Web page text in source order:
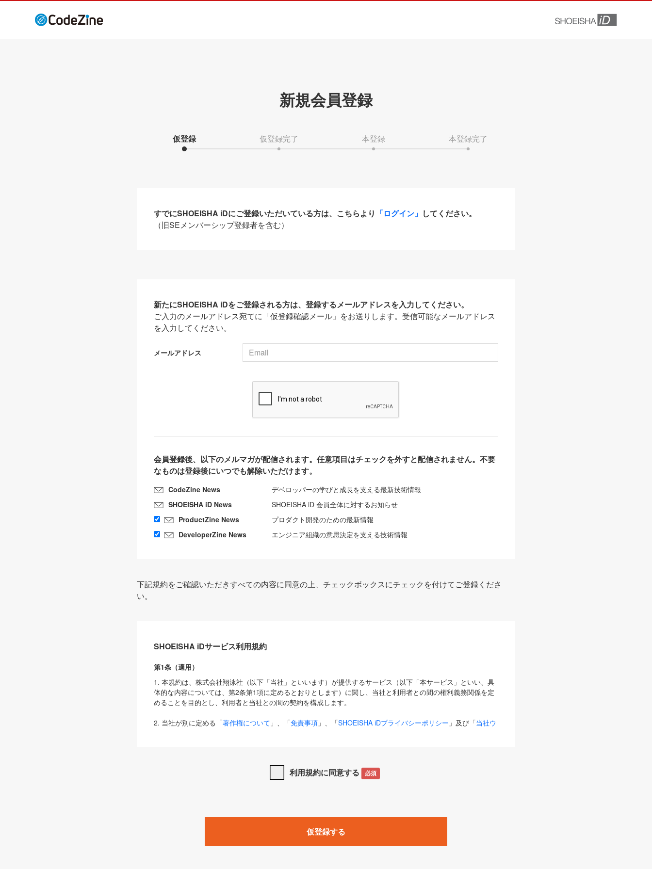
新規会員登録
仮登録 仮登録完了 本登録 本登録完了
すでにSHOEISHA iDにご登録いただいている方は、こちらより 「ログイン」 してください。
（旧SEメンバーシップ登録者を含む）
新たにSHOEISHA iDをご登録される方は、登録するメールアドレスを入力してください。
ご入力のメールアドレス宛てに「仮登録確認メール」をお送りします。受信可能なメールアドレス
を入力してください。
メールアドレス
会員登録後、以下のメルマガが配信されます。任意項目はチェックを外すと配信されません。不要
なものは登録後にいつでも解除いただけます。
CodeZine News
デベロッパーの学びと成長を支える最新技術情報
SHOEISHA iD News
SHOEISHA iD 会員全体に対するお知らせ
ProductZine News
プロダクト開発のための最新情報
DeveloperZine News
エンジニア組織の意思決定を支える技術情報
下記規約をご確認いただきすべての内容に同意の上、チェックボックスにチェックを付けてご登録くださ
い。
SHOEISHA iDサービス利用規約
第1条（適用）
1. 本規約は、株式会社翔泳社（以下「当社」といいます）が提供するサービス（以下「本サービス」といい、具
体的な内容については、第2条第1項に定めるとおりとします）に関し、当社と利用者との間の権利義務関係を定
めることを目的とし、利用者と当社との間の契約を構成します。
2. 当社が別に定める「著作権について 」、「免責事項 」、「SHOEISHA iDプライバシーポリシー 」及び「当社ウ
は、本規約の規定が優先して適用されるものとします。
1. 「本サービス」とは、当社が提供する以下のサービス（名称や内容が変更された場合、変更後のサービスを含
みます）及びこれらサービスに関連して当社が実施するイベントやキャンペーンをいいます。
「SEBook」「SEShop」「CodeZine」「MarkeZine」「EnterpriseZine」「ECzine」「Biz/Zine」「HRzine」
利用規約に同意する 必須
仮登録する